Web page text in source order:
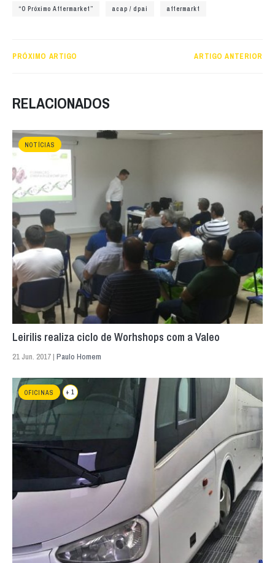
“O Próximo Aftermarket” acap / dpai aftermarkt
PRÓXIMO ARTIGO ARTIGO ANTERIOR
RELACIONADOS
NOTÍCIAS
Leirilis realiza ciclo de Worhshops com a Valeo
21 Jun. 2017 | Paulo Homem
OFICINAS + 1